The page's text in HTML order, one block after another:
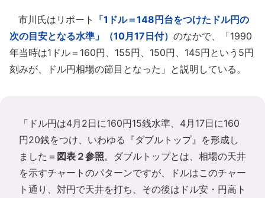
市川氏はリポート
「1ドル＝148円台をつけたドル円の
次の目安となる水準」（10月17日付） のなかで、「1990
年当時は1ドル＝160円、155円、150円、145円という5円
刻みが、ドル円相場の節目となった」と説明している。
「ドル円は4月2日に160円15銭水準、4月17日に160
円20銭をつけ、いわゆる『ダブルトップ』を形成し
ました＝ 図表２参照。ダブルトップとは、相場の天井
を示すチャートのパターンですが、ドルはこのチャー
ト通り、対円で天井を打ち、その後はドル安・円高ト